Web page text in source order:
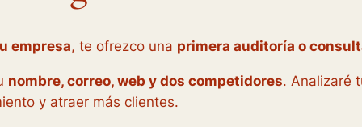
empresa, te ofrezco una primera auditoría o
nombre, correo, web y dos competidores. Analizaré
y atraer más clientes.